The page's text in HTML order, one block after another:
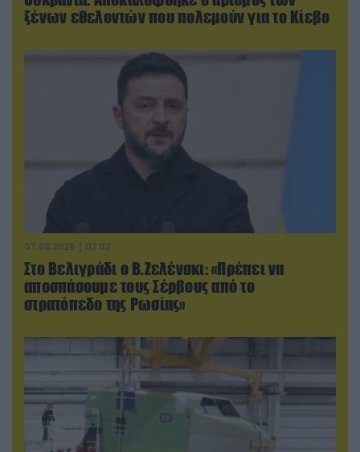
ξένων εθελοντών που πολεμούν για το Κίεβο
07.08.2026 | 02:02
Στο Βελιγράδι ο Β.Ζελένσκι: «Πρέπει να
αποσπάσουμε τους Σέρβους από το
στρατόπεδο της Ρωσίας»